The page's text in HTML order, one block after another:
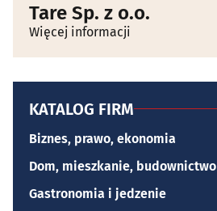
Tare Sp. z o.o.
Więcej informacji
KATALOG FIRM
Biznes, prawo, ekonomia
Dom, mieszkanie, budownictwo
Gastronomia i jedzenie